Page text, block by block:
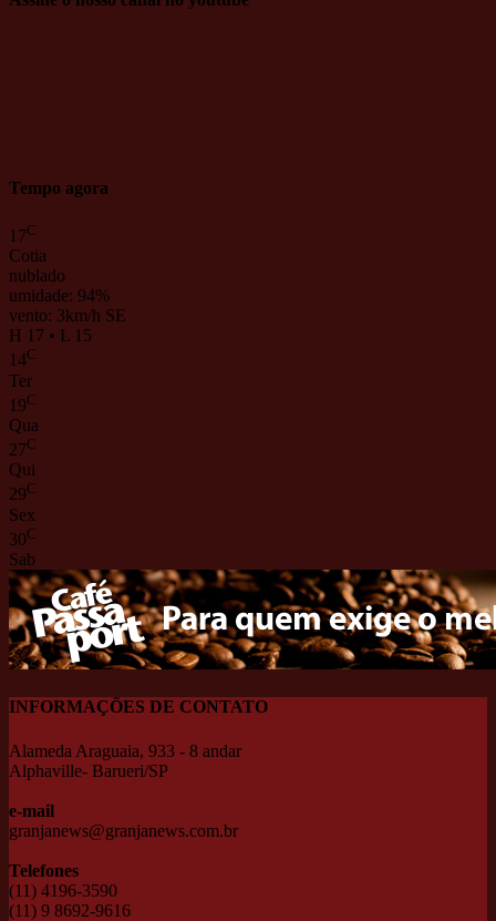
Tempo agora
17C
Cotia
nublado
umidade: 94%
vento: 3km/h SE
H 17 • L 15
14C
Ter
19C
Qua
27C
Qui
29C
Sex
30C
Sab
INFORMAÇÕES DE CONTATO
Alameda Araguaia, 933 - 8 andar
Alphaville- Barueri/SP
e-mail
granjanews@granjanews.com.br
Telefones
(11) 4196-3590
(11) 9 8692-9616